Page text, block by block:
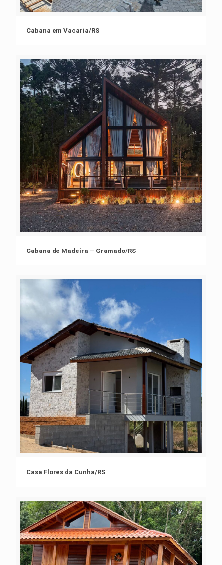
Cabana em Vacaria/RS
Cabana em Vacaria/RS
Cabana de Madeira – Gramado/RS
Cabana de Madeira – Gramado/RS
Casa Flores da Cunha/RS
Casa Flores da Cunha/RS